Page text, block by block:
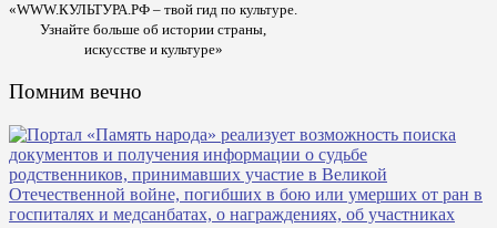
«WWW.КУЛЬТУРА.РФ – твой гид по культуре.
Узнайте больше об истории страны,
искусстве и культуре»
Помним вечно